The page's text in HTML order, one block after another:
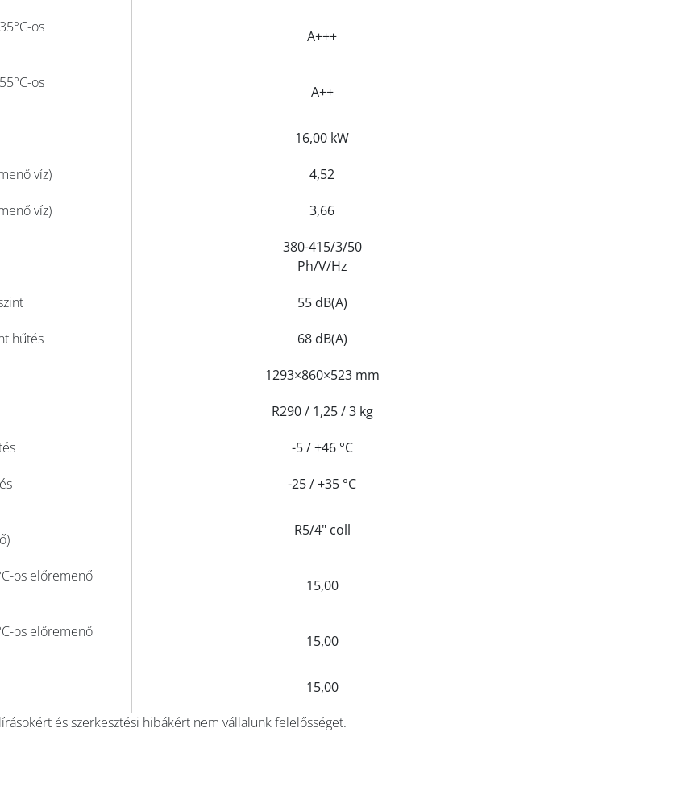
os
A+++
os
A++
16,00 kW
víz) 4,52
víz) 3,66
380-415/3/50
Ph/V/Hz
55 dB(A)
hűtés 68 dB(A)
1293×860×523 mm
R290 / 1,25 / 3 kg
-5 / +46 °C
-25 / +35 °C
R5/4" coll
os előremenő
15,00
os előremenő
15,00
15,00
és szerkesztési hibákért nem vállalunk felelősséget.